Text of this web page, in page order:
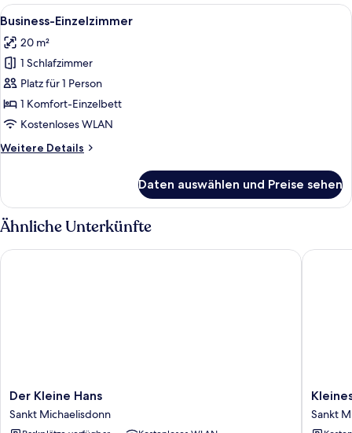
Alle
Fotos
für
Business-
Einzelzimmer
anzeigen
Ein Hotelzimmer mit zwei Betten,
7
Business-Einzelzimmer
20 m²
1 Schlafzimmer
Platz für 1 Person
1 Komfort-Einzelbett
Kostenloses WLAN
Weitere Details
Weitere
Einzelzimmer
Daten auswählen und Preise sehen
Ähnliche Unterkünfte
Der
Kleine
Hans
Der Kleine Hans
Sankt Michaelisdonn
Der Kleine Hans
Kleines
Sankt
Kleines